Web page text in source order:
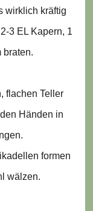
wirklich kräftig
3 EL Kapern, 1
braten.
flachen Teller
Händen in
formen
wälzen.